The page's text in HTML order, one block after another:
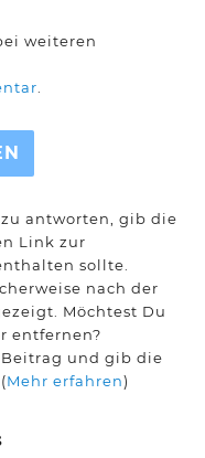
weiteren
antworten, gib die
Link zur
sollte.
nach der
Möchtest Du
entfernen?
und gib die
Mehr erfahren)